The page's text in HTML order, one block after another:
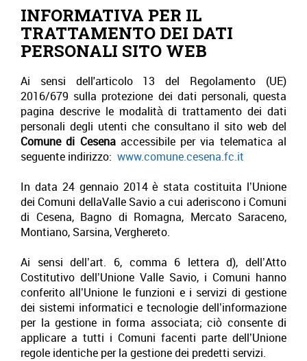
INFORMATIVA PER IL
TRATTAMENTO DEI DATI
PERSONALI SITO WEB
Ai sensi dell'articolo 13 del Regolamento (UE)
2016/679 sulla protezione dei dati personali, questa
pagina descrive le modalità di trattamento dei dati
personali degli utenti che consultano il sito web del
Comune di Cesenaaccessibile per via telematica al
seguente indirizzo: www.comune.cesena.fc.it
In data 24 gennaio 2014 è stata costituita l’Unione
dei Comuni dellaValle Savio a cui aderiscono i Comuni
di Cesena, Bagno di Romagna, Mercato Saraceno,
Montiano, Sarsina, Verghereto.
Ai sensi dell’art. 6, comma 6 lettera d), dell’Atto
Costitutivo dell’Unione Valle Savio, i Comuni hanno
conferito all’Unione le funzioni e i servizi di gestione
dei sistemi informatici e tecnologie dell’informazione
per la gestione in forma associata; ciò consente di
applicare a tutti i Comuni facenti parte dell’Unione
regole identiche per la gestione dei predetti servizi.